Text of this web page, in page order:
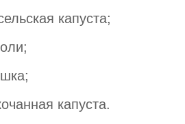
капуста;
капуста.